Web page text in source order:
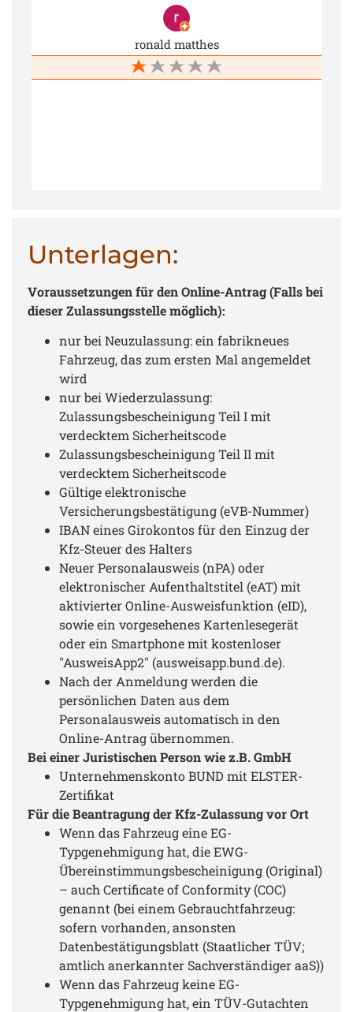
ronald matthes
Unterlagen:
Voraussetzungen für den Online-Antrag (Falls bei
dieser Zulassungsstelle möglich):
nur bei Neuzulassung: ein fabrikneues
Fahrzeug, das zum ersten Mal angemeldet
wird
nur bei Wiederzulassung:
Zulassungsbescheinigung Teil I mit
verdecktem Sicherheitscode
Zulassungsbescheinigung Teil II mit
verdecktem Sicherheitscode
Gültige elektronische
Versicherungsbestätigung (eVB-Nummer)
IBAN eines Girokontos für den Einzug der
Kfz-Steuer des Halters
Neuer Personalausweis (nPA) oder
elektronischer Aufenthaltstitel (eAT) mit
aktivierter Online-Ausweisfunktion (eID),
sowie ein vorgesehenes Kartenlesegerät
oder ein Smartphone mit kostenloser
"AusweisApp2" (ausweisapp.bund.de).
Nach der Anmeldung werden die
persönlichen Daten aus dem
Personalausweis automatisch in den
Online-Antrag übernommen.
Bei einer Juristischen Person wie z.B. GmbH
Unternehmenskonto BUND mit ELSTER-
Zertifikat
Für die Beantragung der Kfz-Zulassung vor Ort
Wenn das Fahrzeug eine EG-
Typgenehmigung hat, die EWG-
Übereinstimmungsbescheinigung (Original)
– auch Certificate of Conformity (COC)
genannt (bei einem Gebrauchtfahrzeug:
sofern vorhanden, ansonsten
Datenbestätigungsblatt (Staatlicher TÜV;
amtlich anerkannter Sachverständiger aaS))
Wenn das Fahrzeug keine EG-
Typgenehmigung hat, ein TÜV-Gutachten